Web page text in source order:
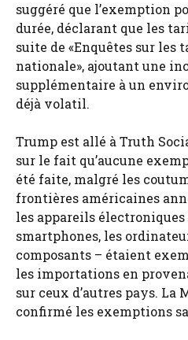
suggéré que l’exemption
durée, déclarant que les
suite de «Enquêtes sur les
nationale», ajoutant une
supplémentaire à un
déjà volatil.
Trump est allé à Truth
sur le fait qu’aucune
été faite, malgré les
frontières américaines
les appareils
smartphones, les
composants – étaient
les importations en
sur ceux d’autres pays. La
confirmé les exemptions